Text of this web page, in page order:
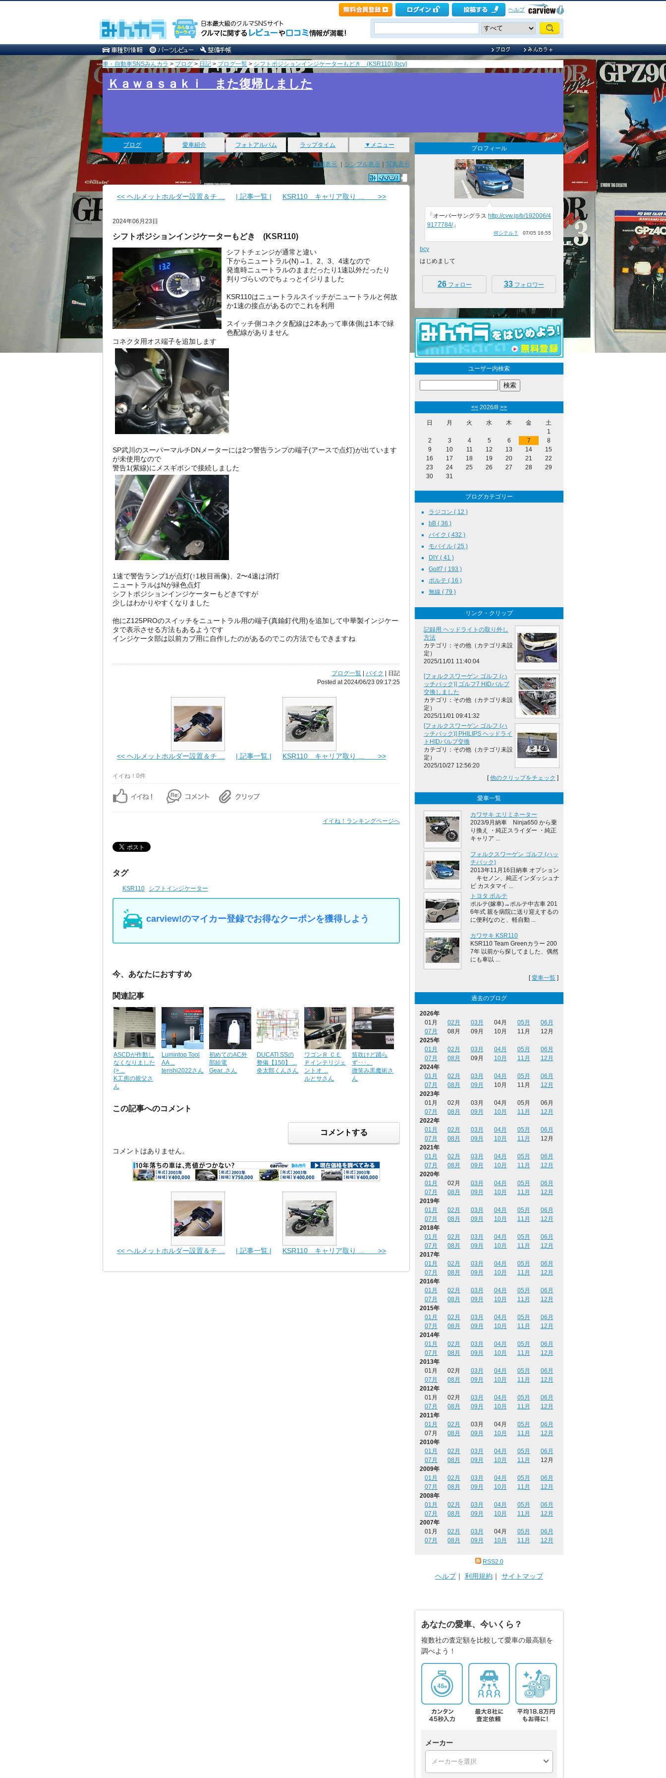
ヘルプ
車・自動車SNSみんカラ > ブログ > 日記 > ブログ一覧 > シフトポジションインジケーターもどき (KSR110) [bcy]
Ｋａｗａｓａｋｉ また復帰しました
ブログ 愛車紹介 フォトアルバム ラップタイム ▼メニュー
詳細表示 シンプル表示 写真表示
<< ヘルメットホルダー設置＆チ ... | 記事一覧 | KSR110 キャリア取り ... >>
2024年06月23日
シフトポジションインジケーターもどき (KSR110)
シフトチェンジが通常と違い
下からニュートラル(N)→1、2、3、4速なので
発進時ニュートラルのままだったり1速以外だったり
判りづらいのでちょっとイジりました
KSR110はニュートラルスイッチがニュートラルと何故
か1速の接点があるのでこれを利用
スイッチ側コネクタ配線は2本あって車体側は1本で緑
色配線がありません
コネクタ用オス端子を追加します
SP武川のスーパーマルチDNメーターには2つ警告ランプの端子(アースで点灯)が出ています
が未使用なので
警告1(紫線)にメスギボシで接続しました
1速で警告ランプ1が点灯(↑1枚目画像)、2〜4速は消灯
ニュートラルはNが緑色点灯
シフトポジションインジケーターもどきですが
少しはわかりやすくなりました
他にZ125PROのスイッチをニュートラル用の端子(真鍮釘代用)を追加して中華製インジケー
タで表示させる方法もあるようです
インジケータ部は以前カブ用に自作したのがあるのでこの方法でもできますね
ブログ一覧 | バイク | 日記
Posted at 2024/06/23 09:17:25
<< ヘルメットホルダー設置＆チ ... | 記事一覧 | KSR110 キャリア取り ... >>
イイね！0件
イイね！ランキングページへ
タグ
KSR110 シフトインジケーター
carview!のマイカー登録でお得なクーポンを獲得しよう
今、あなたにおすすめ
関連記事
ASCDが作動し
なくなりました
(> ...
K工房の親父さ
ん
Lumintop Tool
AA ...
tenshi2022さん
初めてのAC外
部給電
Gear..さん
DUCATI SSの
整備【150】 ...
灸太郎くんさん
ワゴンＲ ＣＥ
Ｐインテリジェ
ントオ ...
ルとサさん
笛吹けど踊ら
ず･･･。
微笑み黒魔術さ
ん
この記事へのコメント
コメントする
コメントはありません。
<< ヘルメットホルダー設置＆チ ... | 記事一覧 | KSR110 キャリア取り ... >>
プロフィール
「オーバーサングラス http://cvw.jp/b/192006/4
9177784/」
何シテル？ 07/05 16:55
bcy
はじめまして
26フォロー 33フォロワー
ユーザー内検索
<< 2026/8 >>
日 月 火 水 木 金
土
1
2
3 4 5 6 7
8
9
10 11 12 13 14
15
16
17 18 19 20 21
22
23
24 25 26 27 28
29
30
31
ブログカテゴリー
ラジコン ( 12 )
bB ( 36 )
バイク ( 432 )
モバイル ( 25 )
DIY ( 41 )
Golf7 ( 193 )
ポルテ ( 16 )
無線 ( 79 )
リンク・クリップ
記録用 ヘッドライトの取り外し
方法
カテゴリ：その他（カテゴリ未設
定）
2025/11/01 11:40:04
[フォルクスワーゲン ゴルフ (ハ
ッチバック)] ゴルフ7 HIDバルブ
交換しました
カテゴリ：その他（カテゴリ未設
定）
2025/11/01 09:41:32
[フォルクスワーゲン ゴルフ (ハ
ッチバック)] PHILIPS ヘッドライ
トHIDバルブ交換
カテゴリ：その他（カテゴリ未設
定）
2025/10/27 12:56:20
[他のクリップをチェック ]
愛車一覧
カワサキ エリミネーター
2023/9月納車 Ninja650 から乗
り換え ・純正スライダー ・純正
キャリア ...
フォルクスワーゲン ゴルフ (ハッ
チバック)
2013年11月16日納車 オプション
キセノン、純正インダッシュナ
ビ カスタマイ ...
トヨタ ポルテ
ポルテ(嫁車)→ポルテ中古車 201
6年式 親を病院に送り迎えするの
に便利なのと、軽自動 ...
カワサキ KSR110
KSR110 Team Greenカラー 200
7年 以前から探してました、偶然
にも車以 ...
[愛車一覧 ]
過去のブログ
2026年
01月
02月 03月 04月 05月
06月
07月
08月 09月 10月 11月
12月
2025年
01月
02月 03月 04月 05月
06月
07月
08月 09月 10月 11月
12月
2024年
01月
02月 03月 04月 05月
06月
07月
08月 09月 10月 11月
12月
2023年
01月
02月 03月 04月 05月
06月
07月
08月 09月 10月 11月
12月
2022年
01月
02月 03月 04月 05月
06月
07月
08月 09月 10月 11月
12月
2021年
01月
02月 03月 04月 05月
06月
07月
08月 09月 10月 11月
12月
2020年
01月
02月 03月 04月 05月
06月
07月
08月 09月 10月 11月
12月
2019年
01月
02月 03月 04月 05月
06月
07月
08月 09月 10月 11月
12月
2018年
01月
02月 03月 04月 05月
06月
07月
08月 09月 10月 11月
12月
2017年
01月
02月 03月 04月 05月
06月
07月
08月 09月 10月 11月
12月
2016年
01月
02月 03月 04月 05月
06月
07月
08月 09月 10月 11月
12月
2015年
01月
02月 03月 04月 05月
06月
07月
08月 09月 10月 11月
12月
2014年
01月
02月 03月 04月 05月
06月
07月
08月 09月 10月 11月
12月
2013年
01月
02月 03月 04月 05月
06月
07月
08月 09月 10月 11月
12月
2012年
01月
02月 03月 04月 05月
06月
07月
08月 09月 10月 11月
12月
2011年
01月
02月 03月 04月 05月
06月
07月
08月 09月 10月 11月
12月
2010年
01月
02月 03月 04月 05月
06月
07月
08月 09月 10月 11月
12月
2009年
01月
02月 03月 04月 05月
06月
07月
08月 09月 10月 11月
12月
2008年
01月
02月 03月 04月 05月
06月
07月
08月 09月 10月 11月
12月
2007年
01月
02月 03月 04月 05月
06月
07月
08月 09月 10月 11月 12月
RSS2.0
ヘルプ｜ 利用規約 ｜ サイトマップ
あなたの愛車、今いくら？
複数社の査定額を比較して愛車の最高額を
調べよう！
メーカー